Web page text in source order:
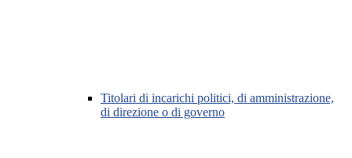
Titolari di incarichi politici, di amministrazione,
di direzione o di governo